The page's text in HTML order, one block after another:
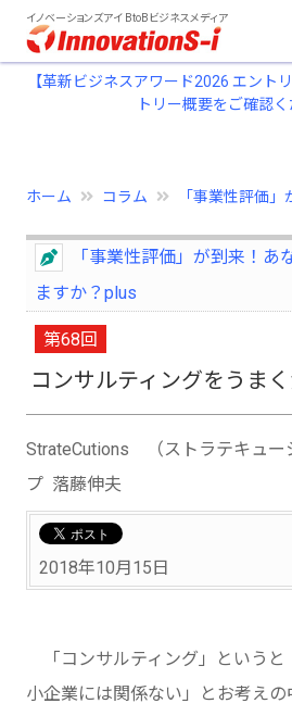
イノベーションズアイ BtoBビジネスメディア
【革新ビジネスアワード2026 エント
トリー概要をご確認く
ホーム コラム 「事業性評価
「事業性評価」が到来！あ
ますか？plus
第68回
コンサルティングをうま
StrateCutions （ストラテキュー
プ 落藤伸夫
2018年10月15日
「コンサルティング」というと
小企業には関係ない」とお考え